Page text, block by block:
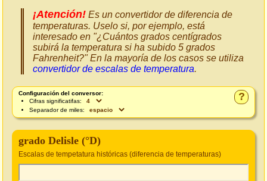
¡Atención! Es un convertidor de diferencia de
temperaturas. Uselo si, por ejemplo, está
interesado en "¿Cuántos grados centígrados
subirá la temperatura si ha subido 5 grados
Fahrenheit?" En la mayoría de los casos se utiliza
convertidor de escalas de temperatura.
?
Configuración del conversor:
Cifras significatifas:
Separador de miles:
grado Delisle (°D)
Escalas de tempetatura históricas (diferencia de temperaturas)